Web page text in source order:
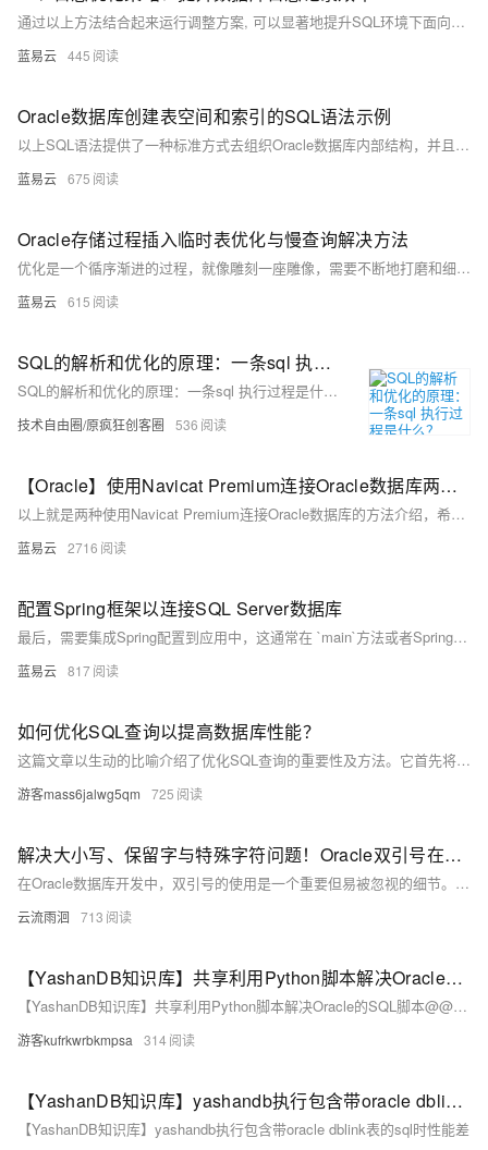
通过以上方法结合起来运行调整方案, 可以显著地提升SQL环境下面向各种搜索引擎服务平台所需要满足标准条件下之数据库登记作业流程综合表现; 同时还能确保系统稳健运行并满越用户体验预期目标.
蓝易云 445
Oracle数据库创建表空间和索引的SQL语法示例
以上SQL语法提供了一种标准方式去组织Oracle数据库内部结构，并且通过合理使用可以显著改善查询速度及整体性能。需要注意，在实际应用过程当中应该根据具体业务需求、系统资源状况以及预期目标去合理规划并调整参数设置以达到最佳效果。
蓝易云 675
Oracle存储过程插入临时表优化与慢查询解决方法
优化是一个循序渐进的过程，就像雕刻一座雕像，需要不断地打磨和细化。所以，耐心一点，一步步试验这些方法，最终你将看到那个让你的临时表插入操作如同行云流水、快如闪电的美丽时刻。
蓝易云 615
SQL的解析和优化的原理：一条sql 执行过程是什么？
SQL的解析和优化的原理：一条sql 执行过程是什么？
技术自由圈/原疯狂创客圈 536
【Oracle】使用Navicat Premium连接Oracle数据库两种方法
以上就是两种使用Navicat Premium连接Oracle数据库的方法介绍，希望对你有所帮助！
蓝易云 2716
配置Spring框架以连接SQL Server数据库
最后，需要集成Spring配置到应用中，这通常在 `main`方法或者Spring Boot的应用配置类中通过加载XML配置或使用注解来实现。
蓝易云 817
如何优化SQL查询以提高数据库性能？
这篇文章以生动的比喻介绍了优化SQL查询的重要性及方法。它首先将未优化的SQL查询比作在自助餐厅贪多嚼不烂的行为，强调了只获取必要数据的必要性。接着，文章详细讲解了四种优化策略：**精简选择**（避免使用`SELECT *`）、**专业筛选**（利用`WHERE`缩小范围）、**高效联接**（索引和限制数据量）以及**使用索引**（加速搜索）。此外，还探讨了如何避免N+1查询问题、使用分页限制结果、理解执行计划以及定期维护数据库健康。通过这些技巧，可以显著提升数据库性能，让查询更高效流畅。
游客mass6jalwg5qm 725
解决大小写、保留字与特殊字符问题！Oracle双引号在SQL中的特殊应用
在Oracle数据库开发中，双引号的使用是一个重要但易被忽视的细节。本文全面解析了双引号在SQL中的特殊应用场景，包括解决标识符与保留字冲突、强制保留大小写、支持特殊字符和数字开头标识符等。同时提供了最佳实践建议，帮助开发者规避常见错误，提高代码可维护性和效率。
云流雨洄 713
【YashanDB知识库】共享利用Python脚本解决Oracle的SQL脚本@@用法
【YashanDB知识库】共享利用Python脚本解决Oracle的SQL脚本@@用法
游客kufrkwrbkmpsa 314
【YashanDB知识库】yashandb执行包含带oracle dblink表的sql时性能差
【YashanDB知识库】yashandb执行包含带oracle dblink表的sql时性能差